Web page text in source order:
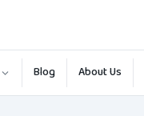
Blog About Us